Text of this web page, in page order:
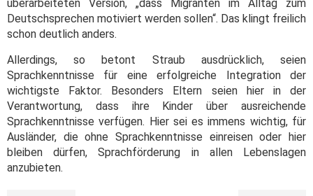
überarbeiteten Version, „dass Migranten im Alltag zum
Deutschsprechen motiviert werden sollen“. Das klingt freilich
schon deutlich anders.
Allerdings, so betont Straub ausdrücklich, seien
Sprachkenntnisse für eine erfolgreiche Integration der
wichtigste Faktor. Besonders Eltern seien hier in der
Verantwortung, dass ihre Kinder über ausreichende
Sprachkenntnisse verfügen. Hier sei es immens wichtig, für
Ausländer, die ohne Sprachkenntnisse einreisen oder hier
bleiben dürfen, Sprachförderung in allen Lebenslagen
anzubieten.